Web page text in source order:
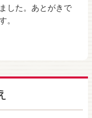
した。あとがきで
。